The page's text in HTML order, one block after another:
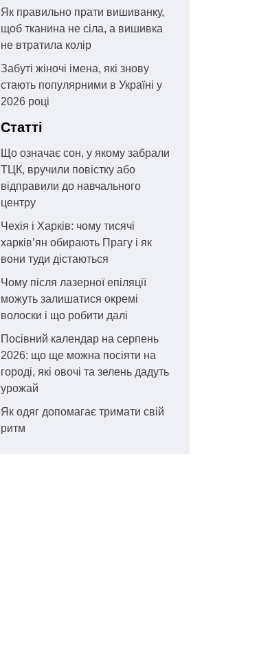
Як правильно прати вишиванку,
щоб тканина не сіла, а вишивка
не втратила колір
Забуті жіночі імена, які знову
стають популярними в Україні у
2026 році
Статті
Що означає сон, у якому забрали
ТЦК, вручили повістку або
відправили до навчального
центру
Чехія і Харків: чому тисячі
харків’ян обирають Прагу і як
вони туди дістаються
Чому після лазерної епіляції
можуть залишатися окремі
волоски і що робити далі
Посівний календар на серпень
2026: що ще можна посіяти на
городі, які овочі та зелень дадуть
урожай
Як одяг допомагає тримати свій
ритм